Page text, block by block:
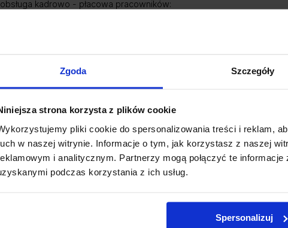
Zgoda Szczegóły
strona korzysta z plików cookie
pliki cookie do spersonalizowania treści i reklam,
w naszej witrynie. Informacje o tym, jak korzystasz z naszej
i analitycznym. Partnerzy mogą połączyć te
podczas korzystania z ich usług.
Spersonalizuj
kadrowo - płacowa pracowników:
i przygotowywanie list płac zgodnie z terminami i zasadami
w firmie;
czasu pracy;
formalności związanych z nawiązaniem i rozwiązaniem stosunku
akt osobowych;
poufności danych.
etapie wdrożenia na stanowisku,
oparciu o umowę o pracę,
oraz wsparcie zespołu
zawodowego
zgłoszeń pod kątem dopasowania do wymagań w ogłoszeniu.
z wybranymi osobami, mająca na celu potwierdzenie